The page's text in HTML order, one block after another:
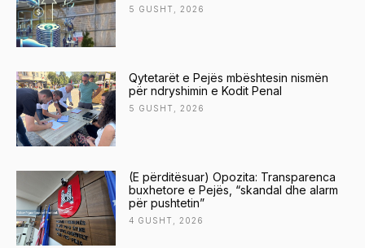
5 GUSHT, 2026
Qytetarët e Pejës mbështesin nismën
për ndryshimin e Kodit Penal
5 GUSHT, 2026
(E përditësuar) Opozita: Transparenca
buxhetore e Pejës, “skandal dhe alarm
për pushtetin”
4 GUSHT, 2026